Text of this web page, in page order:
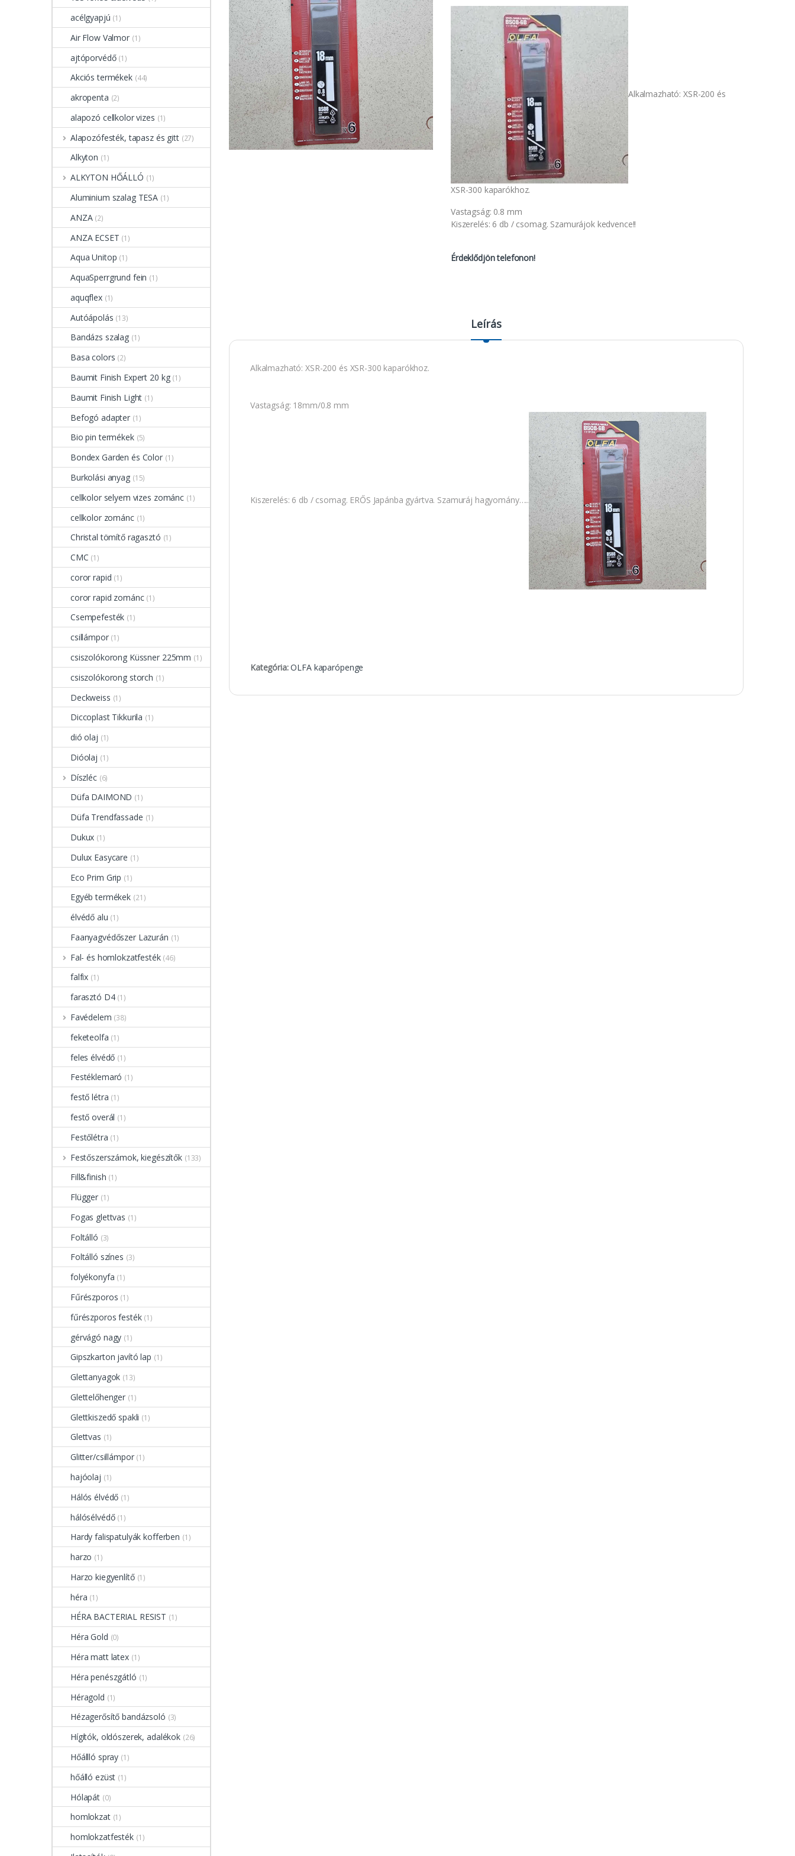
Alkalmazható: XSR-200 és
XSR-300 kaparókhoz.
Vastagság: 0.8 mm
Kiszerelés: 6 db / csomag. Szamurájok kedvence!!
Érdeklődjön telefonon!
Leírás
Alkalmazható: XSR-200 és XSR-300 kaparókhoz.
Vastagság: 18mm/0.8 mm
Kiszerelés: 6 db / csomag. ERŐS Japánba gyártva. Szamuráj hagyomány…..
Kategória:OLFA kaparópenge
acélgyapjú (1)
Air Flow Valmor (1)
ajtóporvédő (1)
Akciós termékek (44)
akropenta (2)
alapozó cellkolor vizes (1)
Alapozófesték, tapasz és gitt (27)
Alkyton (1)
ALKYTON HŐÁLLÓ (1)
Aluminium szalag TESA (1)
ANZA (2)
ANZA ECSET (1)
Aqua Unitop (1)
AquaSperrgrund fein (1)
aquqflex (1)
Autóápolás (13)
Bandázs szalag (1)
Basa colors (2)
Baumit Finish Expert 20 kg (1)
Baumit Finish Light (1)
Befogó adapter (1)
Bio pin termékek (5)
Bondex Garden és Color (1)
Burkolási anyag (15)
cellkolor selyem vizes zománc (1)
cellkolor zománc (1)
Christal tömítő ragasztó (1)
CMC (1)
coror rapid (1)
coror rapid zománc (1)
Csempefesték (1)
csillámpor (1)
csiszolókorong Küssner 225mm (1)
csiszolókorong storch (1)
Deckweiss (1)
Diccoplast Tikkurila (1)
dió olaj (1)
Dióolaj (1)
Díszléc (6)
Düfa DAIMOND (1)
Düfa Trendfassade (1)
Dukux (1)
Dulux Easycare (1)
Eco Prim Grip (1)
Egyéb termékek (21)
élvédő alu (1)
Faanyagvédőszer Lazurán (1)
Fal- és homlokzatfesték (46)
falfix (1)
farasztó D4 (1)
Favédelem (38)
feketeolfa (1)
feles élvédő (1)
Festéklemaró (1)
festő létra (1)
festő overál (1)
Festőlétra (1)
Festőszerszámok, kiegészítők (133)
Fill&finish (1)
Flügger (1)
Fogas glettvas (1)
Foltálló (3)
Foltálló színes (3)
folyékonyfa (1)
Fűrészporos (1)
fűrészporos festék (1)
gérvágó nagy (1)
Gipszkarton javító lap (1)
Glettanyagok (13)
Glettelőhenger (1)
Glettkiszedő spakli (1)
Glettvas (1)
Glitter/csillámpor (1)
hajóolaj (1)
Hálós élvédő (1)
hálósélvédő (1)
Hardy falispatulyák kofferben (1)
harzo (1)
Harzo kiegyenlítő (1)
héra (1)
HÉRA BACTERIAL RESIST (1)
Héra Gold (0)
Héra matt latex (1)
Héra penészgátló (1)
Héragold (1)
Hézagerősítő bandázsoló (3)
Hígítók, oldószerek, adalékok (26)
Hőállló spray (1)
hőálló ezüst (1)
Hólapát (0)
homlokzat (1)
homlokzatfesték (1)